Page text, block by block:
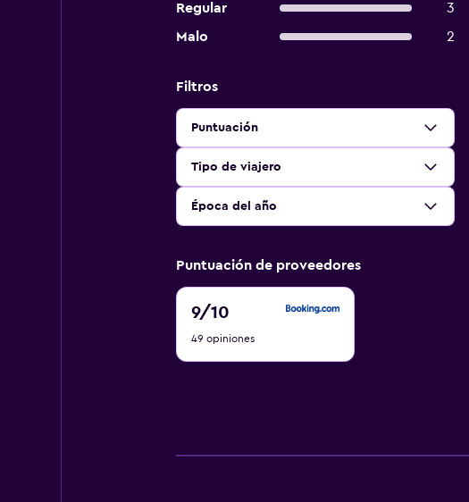
Regular
3
Malo
2
Filtros
Puntuación
Tipo de viajero
Época del año
Puntuación de proveedores
9/10
9
10
49 opiniones